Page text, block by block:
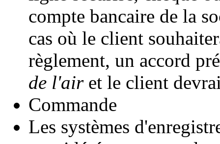
compte bancaire de la
cas où le client
règlement, un accord
de l'airet le client
Commande
Les systèmes